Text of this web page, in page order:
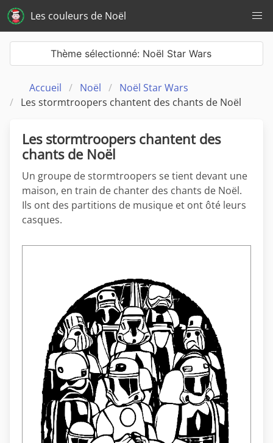
Les couleurs de Noël
Accueil Noël
Noël Star Wars
Les stormtroopers chantent des chants de Noël
Thème sélectionné: Noël Star Wars
Les stormtroopers chantent des
chants de Noël
Un groupe de stormtroopers se tient devant une
maison, en train de chanter des chants de Noël.
Ils ont des partitions de musique et ont ôté leurs
casques.